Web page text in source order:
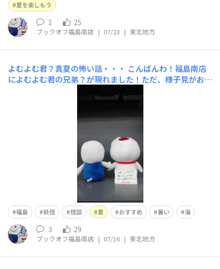
夏を楽しもう
1 25
ブックオフ福島南店 | 07/23 | 東北地方
よむよむ君？真夏の怖い話・・・ こんばんわ！福島南店
によむよむ君の兄弟？が現れました！ただ、様子見がおか
怪？夏も近いので、幽霊ですかね？よむよむ君を救ってく
ぬいぐるみの方は、販売しております。m(__)m
福島 妖怪 怪談 夏 おすすめ 暑い 海
3 29
ブックオフ福島南店 | 07/16 | 東北地方